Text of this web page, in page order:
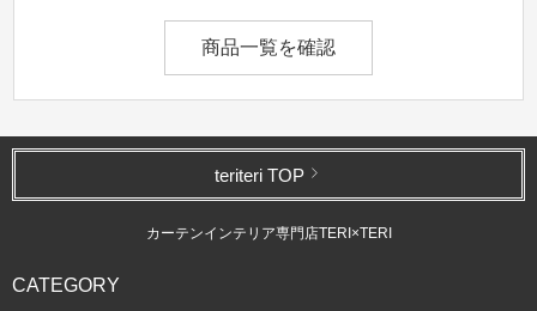
商品一覧を確認
teriteri TOP
カーテンインテリア専門店TERI×TERI
CATEGORY